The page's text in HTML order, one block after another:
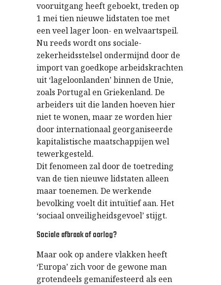
vooruitgang heeft geboekt, treden op
1 mei tien nieuwe lidstaten toe met
een veel lager loon- en welvaartspeil.
Nu reeds wordt ons sociale-
zekerheidsstelsel ondermijnd door de
import van goedkope arbeidskrachten
uit ‘lageloonlanden’ binnen de Unie,
zoals Portugal en Griekenland. De
arbeiders uit die landen hoeven hier
niet te wonen, maar ze worden hier
door internationaal georganiseerde
kapitalistische maatschappijen wel
tewerkgesteld.
Dit fenomeen zal door de toetreding
van de tien nieuwe lidstaten alleen
maar toenemen. De werkende
bevolking voelt dit intuïtief aan. Het
‘sociaal onveiligheidsgevoel’ stijgt.
Sociale afbraak of oorlog?
Maar ook op andere vlakken heeft
‘Europa’ zich voor de gewone man
grotendeels gemanifesteerd als een